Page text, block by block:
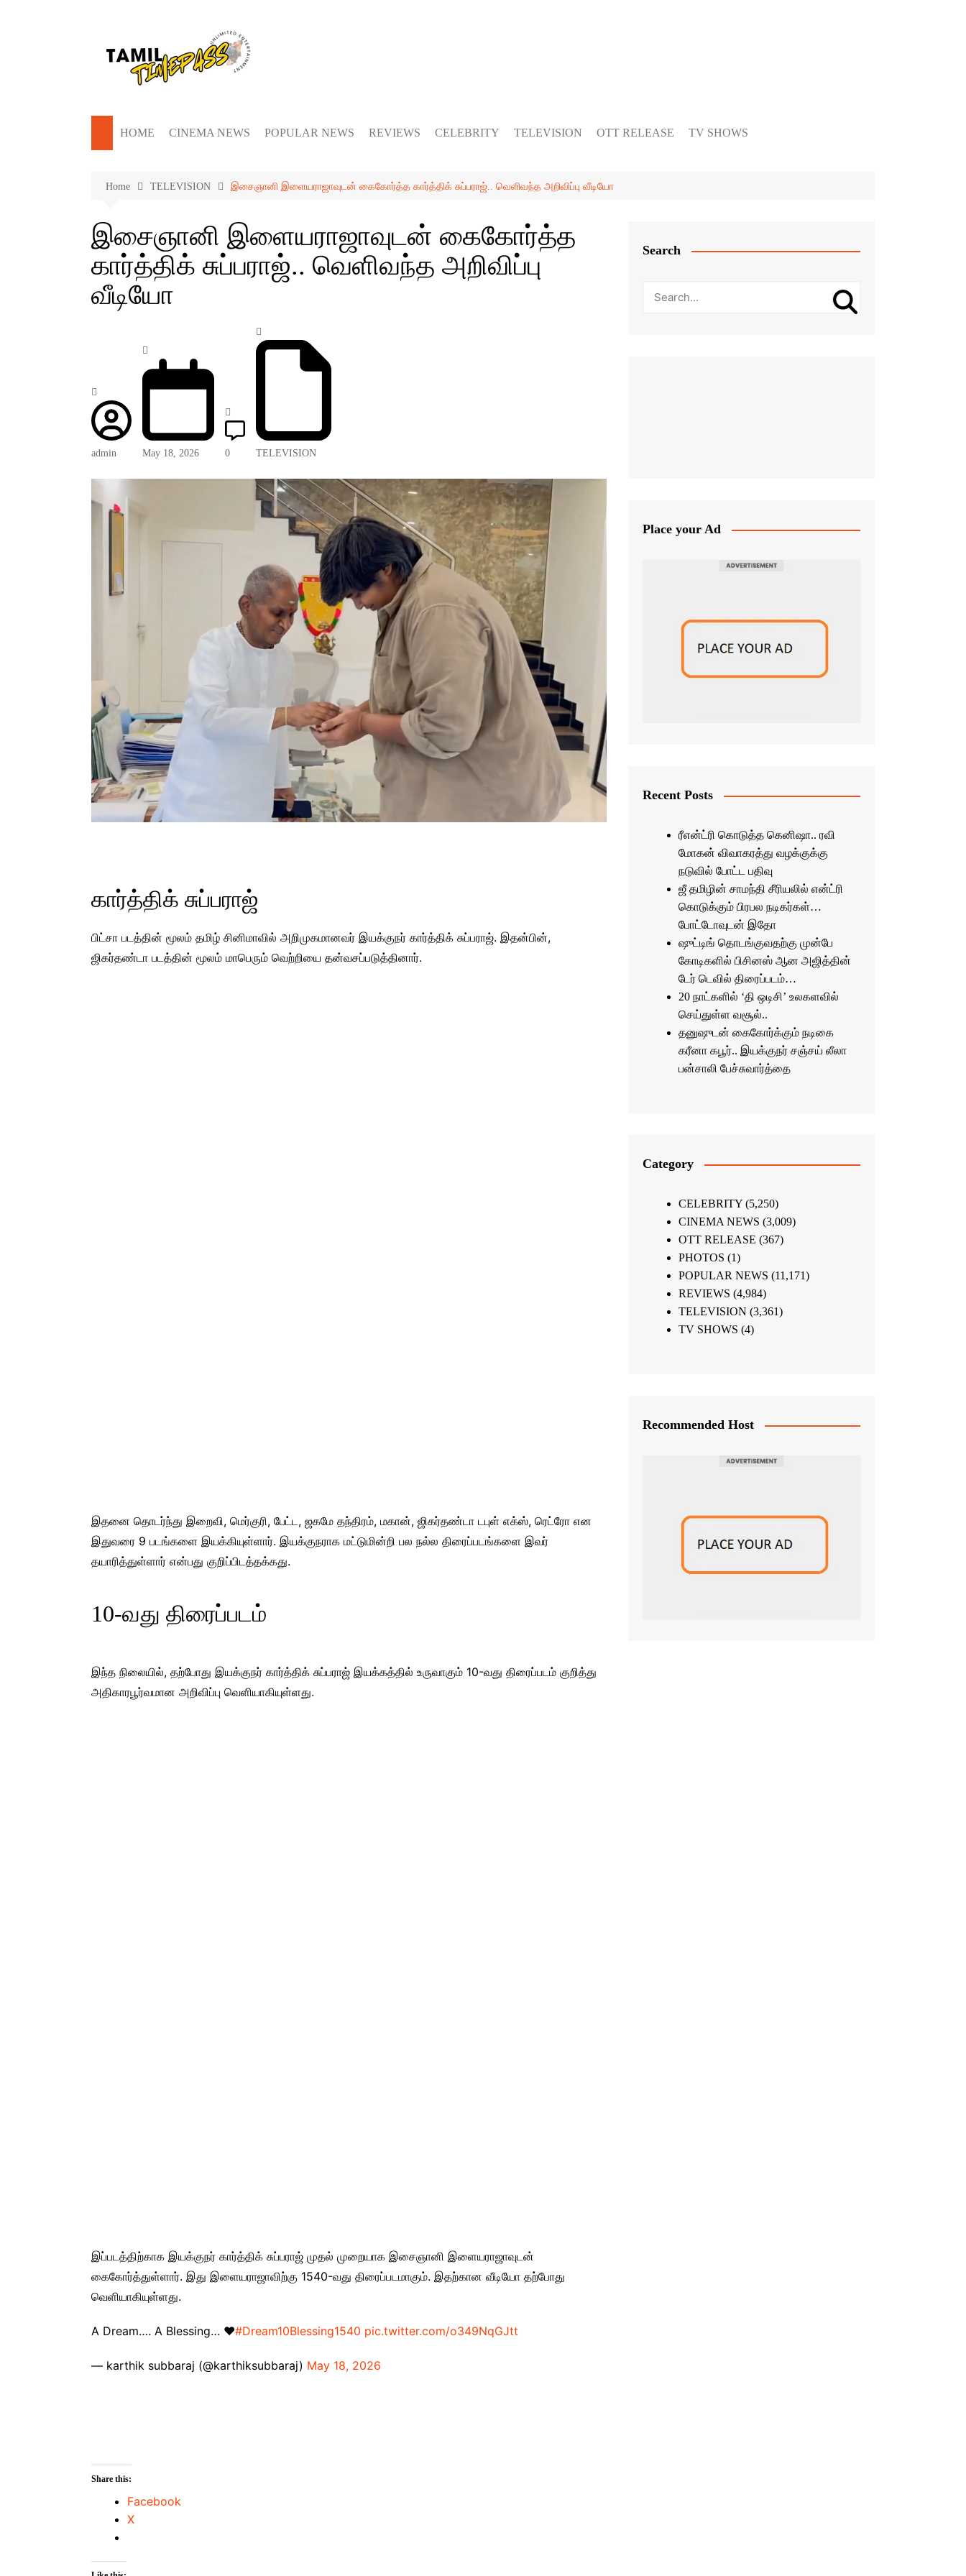
HOME CINEMA NEWS POPULAR NEWS REVIEWS CELEBRITY TELEVISION OTT RELEASE TV SHOWS
Home TELEVISION இசைஞானி இளையராஜாவுடன் கைகோர்த்த கார்த்திக் சுப்பராஜ்.. வெளிவந்த அறிவிப்பு வீடியோ
இசைஞானி இளையராஜாவுடன் கைகோர்த்த
கார்த்திக் சுப்பராஜ்.. வெளிவந்த அறிவிப்பு
வீடியோ
admin May 18, 2026 0 TELEVISION
கார்த்திக் சுப்பராஜ்
பிட்சா படத்தின் மூலம் தமிழ் சினிமாவில் அறிமுகமானவர் இயக்குநர் கார்த்திக் சுப்பராஜ். இதன்பின்,
ஜிகர்தண்டா படத்தின் மூலம் மாபெரும் வெற்றியை தன்வசப்படுத்தினார்.
இதனை தொடர்ந்து இறைவி, மெர்குரி, பேட்ட, ஜகமே தந்திரம், மகான், ஜிகர்தண்டா டபுள் எக்ஸ், ரெட்ரோ என
இதுவரை 9 படங்களை இயக்கியுள்ளார். இயக்குநராக மட்டுமின்றி பல நல்ல திரைப்படங்களை இவர்
தயாரித்துள்ளார் என்பது குறிப்பிடத்தக்கது.
10-வது திரைப்படம்
இந்த நிலையில், தற்போது இயக்குநர் கார்த்திக் சுப்பராஜ் இயக்கத்தில் உருவாகும் 10-வது திரைப்படம் குறித்து
அதிகாரபூர்வமான அறிவிப்பு வெளியாகியுள்ளது.
இப்படத்திற்காக இயக்குநர் கார்த்திக் சுப்பராஜ் முதல் முறையாக இசைஞானி இளையராஜாவுடன்
கைகோர்த்துள்ளார். இது இளையராஜாவிற்கு 1540-வது திரைப்படமாகும். இதற்கான வீடியோ தற்போது
வெளியாகியுள்ளது.
A Dream…. A Blessing… ❤️#Dream10Blessing1540 pic.twitter.com/o349NqGJtt
— karthik subbaraj (@karthiksubbaraj) May 18, 2026
Share this:
Facebook
X
Search
Place your Ad
Recent Posts
ரீஎன்ட்ரி கொடுத்த கெனிஷா.. ரவி
மோகன் விவாகரத்து வழக்குக்கு
நடுவில் போட்ட பதிவு
ஜீ தமிழின் சாமந்தி சீரியலில் என்ட்ரி
கொடுக்கும் பிரபல நடிகர்கள்…
போட்டோவுடன் இதோ
ஷுட்டிங் தொடங்குவதற்கு முன்பே
கோடிகளில் பிசினஸ் ஆன அஜித்தின்
டேர் டெவில் திரைப்படம்…
20 நாட்களில் ‘தி ஒடிசி’ உலகளவில்
செய்துள்ள வசூல்..
தனுஷுடன் கைகோர்க்கும் நடிகை
கரீனா கபூர்.. இயக்குநர் சஞ்சய் லீலா
பன்சாலி பேச்சுவார்த்தை
Category
CELEBRITY(5,250)
CINEMA NEWS (3,009)
OTT RELEASE (367)
PHOTOS (1)
POPULAR NEWS (11,171)
REVIEWS (4,984)
TELEVISION (3,361)
TV SHOWS (4)
Recommended Host